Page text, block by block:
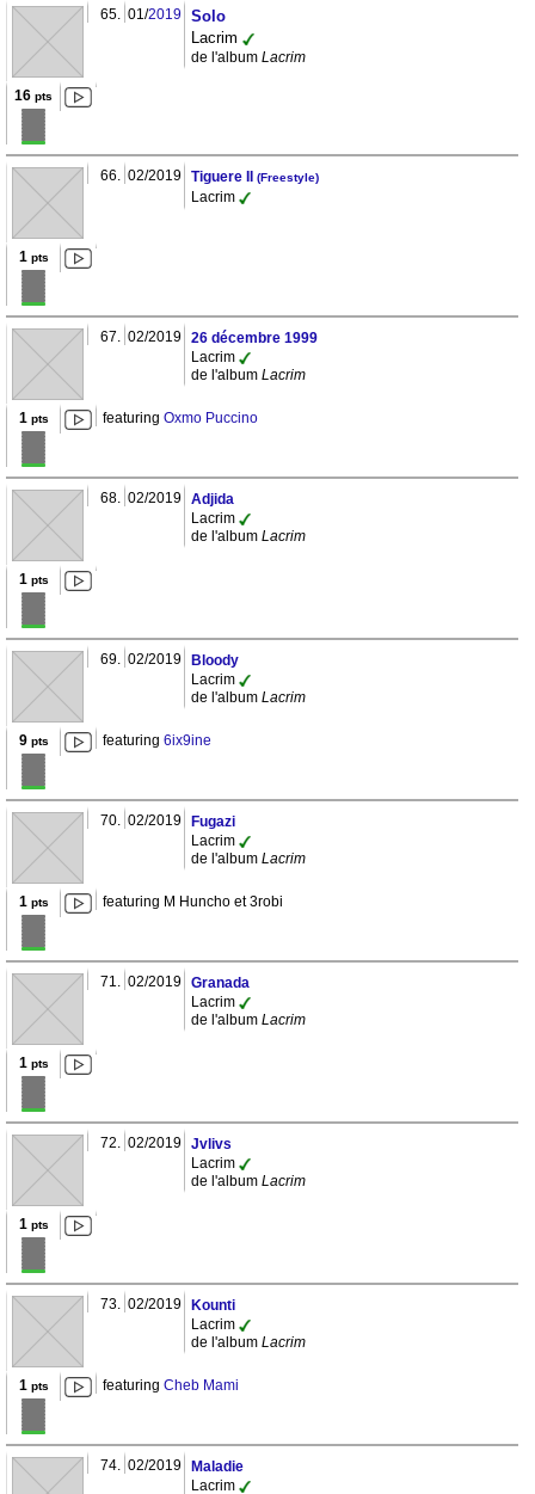
65. 01/2019
Solo
Lacrim
de l'album Lacrim
16 pts
66. 02/2019 Tiguere II (Freestyle)
Lacrim
1 pts
67. 02/2019 26 décembre 1999
Lacrim
de l'album Lacrim
1 pts featuring Oxmo Puccino
68. 02/2019 Adjida
Lacrim
de l'album Lacrim
1 pts
69. 02/2019
Bloody
Lacrim
de l'album Lacrim
9pts featuring 6ix9ine
70. 02/2019
Fugazi
Lacrim
de l'album Lacrim
1 pts featuring M Huncho et 3robi
71. 02/2019 Granada
Lacrim
de l'album Lacrim
1 pts
72. 02/2019 Jvlivs
Lacrim
de l'album Lacrim
1 pts
73. 02/2019
Kounti
Lacrim
de l'album Lacrim
1 pts featuring Cheb Mami
74. 02/2019
Maladie
Lacrim